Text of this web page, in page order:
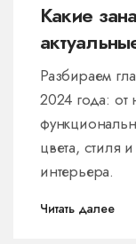
Какие
текстиля
Разбираем
2024 года: от
цвета, стиля
интерьера.
Читать далее